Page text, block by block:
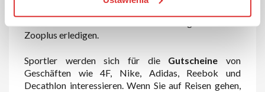
Zooplus erledigen.
Sportler werden sich für die Gutscheine von
Geschäften wie 4F, Nike, Adidas, Reebok und
Decathlon interessieren. Wenn Sie auf Reisen gehen,